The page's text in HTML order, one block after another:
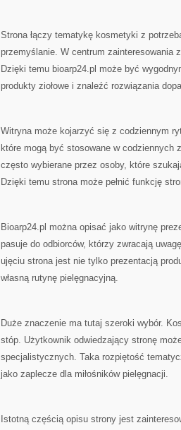
Strona łączy tematykę kosmetyki z
przemyślanie. W centrum zainteresowania
Dzięki temu bioarp24.pl może być
produkty ziołowe i znaleźć rozwiązania
Witryna może kojarzyć się z codziennym
które mogą być stosowane w
często wybierane przez osoby, które
Dzięki temu strona może pełnić funkcję
Bioarp24.pl można opisać jako witrynę
pasuje do odbiorców, którzy zwracają
ujęciu strona jest nie tylko prezentacją
własną rutynę pielęgnacyjną.
Duże znaczenie ma tutaj szeroki wybór.
stóp. Użytkownik odwiedzający stronę
specjalistycznych. Taka rozpiętość
jako zaplecze dla miłośników pielęgnacji.
Istotną częścią opisu strony jest